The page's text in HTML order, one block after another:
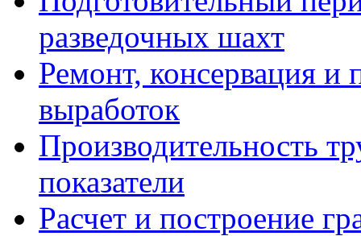
разведочных шахт
Ремонт, консервация и
выработок
Производительность
показатели
Расчет и построение